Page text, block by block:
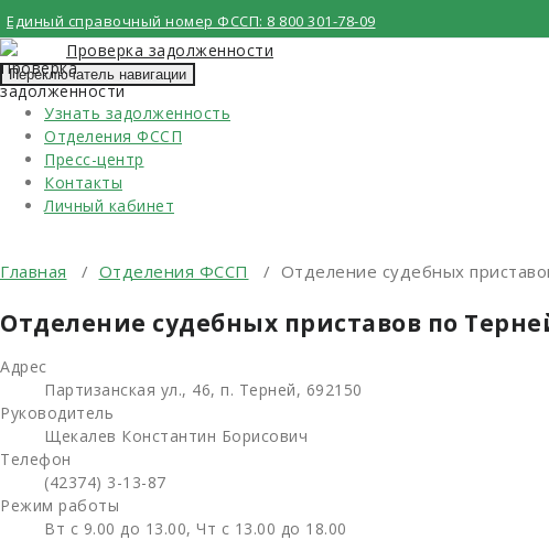
Перейти
к
содержимому
Единый справочный номер ФССП: 8 800 301-78-09
Проверка задолженности
Переключатель навигации
Узнать задолженность
Отделения ФССП
Пресс-центр
Контакты
Личный кабинет
Главная / Отделения ФССП / Отделение судебных
Отделение судебных приставов по
Адрес
Партизанская ул., 46, п. Терней, 692150
Руководитель
Щекалев Константин Борисович
Телефон
(42374) 3-13-87
Режим работы
Вт с 9.00 до 13.00, Чт с 13.00 до 18.00